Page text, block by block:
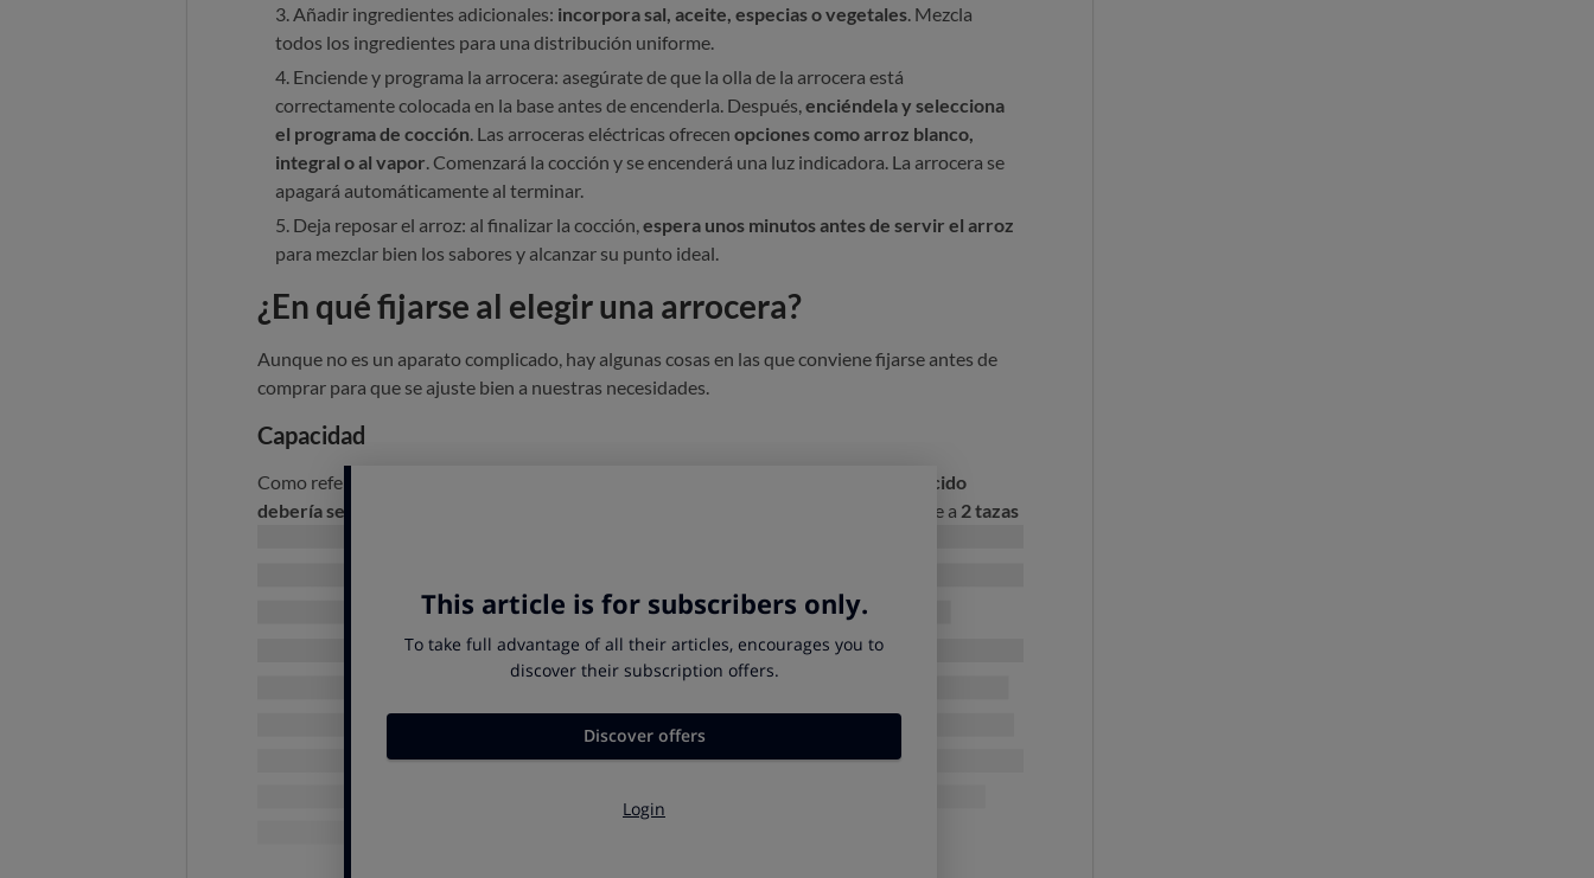
Añadir ingredientes adicionales: incorpora sal, aceite, especias o vegetales. Mezcla
todos los ingredientes para una distribución uniforme.
Enciende y programa la arrocera: asegúrate de que la olla de la arrocera está
correctamente colocada en la base antes de encenderla. Después, enciéndela y selecciona
el programa de cocción . Las arroceras eléctricas ofrecen opciones como arroz blanco,
integral o al vapor . Comenzará la cocción y se encenderá una luz indicadora. La arrocera se
apagará automáticamente al terminar.
Deja reposar el arroz: al finalizar la cocción, espera unos minutos antes de servir el arroz
para mezclar bien los sabores y alcanzar su punto ideal.
¿En qué fijarse al elegir una arrocera?
Aunque no es un aparato complicado, hay algunas cosas en las que conviene fijarse antes de
comprar para que se ajuste bien a nuestras necesidades.
Capacidad
Como referencia general, una arrocera con una capacidad de
4 a 6 tazas de arroz cocido
debería ser suficiente para alimentar a 4 personas
. Esto equivale aproximadamente a 2 tazas
que indican la capacidad en litros. Lee las especificaciones del fabricante antes de decidir.
Si la capacidad se indica en litros, una taza de arroz cocido equivale aproximadamente a 0,25
litros; dejando un margen adicional, deberíamos elegir un modelo con una
la velocidad a la que se cocina el arroz. En el mercado puedes encontrar